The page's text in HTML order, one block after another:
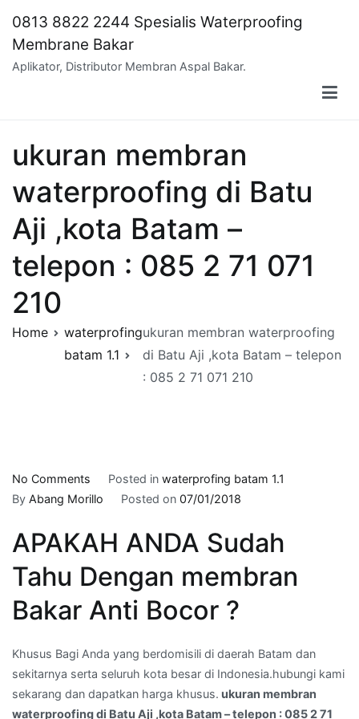
content
0813 8822 2244 Spesialis Waterproofing
Membrane Bakar
Aplikator, Distributor Membran Aspal Bakar.
ukuran membran
waterproofing di Batu
Aji ,kota Batam –
telepon : 085 2 71 071
210
Home
waterprofing
batam 1.1
ukuran membran waterproofing
di Batu Aji ,kota Batam – telepon
: 085 2 71 071 210
No Comments
ukuran
waterproofing
Batu
Aji
,kota
–
telepon
:
Posted in waterprofing batam 1.1
By Abang Morillo Posted on 07/01/2018
APAKAH ANDA Sudah
Tahu Dengan membran
Bakar Anti Bocor ?
Khusus Bagi Anda yang berdomisili di daerah Batam dan
sekitarnya serta seluruh kota besar di Indonesia.hubungi kami
sekarang dan dapatkan harga khusus. ukuran membran
waterproofing di Batu Aji ,kota Batam – telepon : 085 2 71